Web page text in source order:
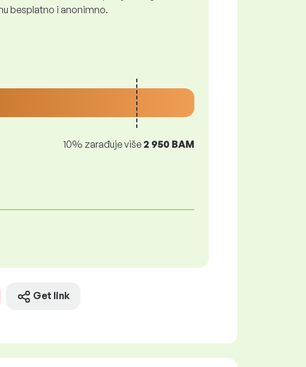
besplatno i anonimno.
10% zarađuje više2 950 BAM
Get link